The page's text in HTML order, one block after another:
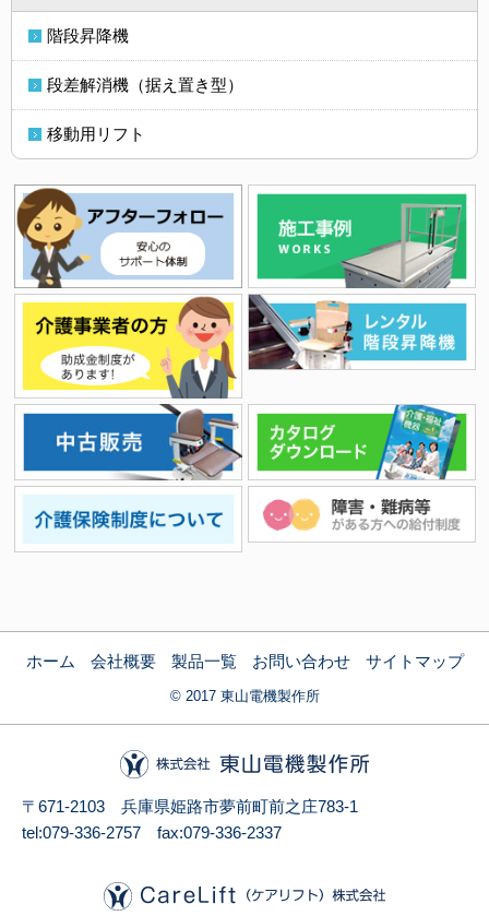
階段昇降機
段差解消機（据え置き型）
移動用リフト
ホーム 会社概要 製品一覧 お問い合わせ サイトマップ
© 2017 東山電機製作所
〒671-2103 兵庫県姫路市夢前町前之庄783-1
tel:079-336-2757 fax:079-336-2337